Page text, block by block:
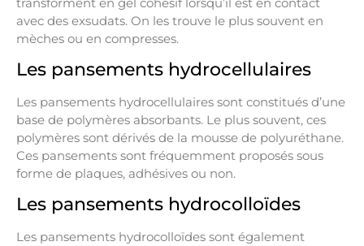
avec des exsudats. On les trouve le plus souvent en
mèches ou en compresses.
Les pansements hydrocellulaires
Les pansements hydrocellulaires sont constitués d’une
base de polymères absorbants. Le plus souvent, ces
polymères sont dérivés de la mousse de polyuréthane.
Ces pansements sont fréquemment proposés sous
forme de plaques, adhésives ou non.
Les pansements hydrocolloïdes
Les pansements hydrocolloïdes sont également